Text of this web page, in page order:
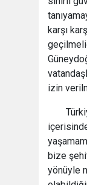
karşı
izin
bize
yönüyle